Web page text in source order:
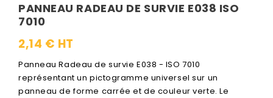
PANNEAU RADEAU DE SURVIE E038 ISO
7010
2,14 € HT
Panneau Radeau de survie E038 - ISO 7010
représentant un pictogramme universel sur un
panneau de forme carrée et de couleur verte. Le